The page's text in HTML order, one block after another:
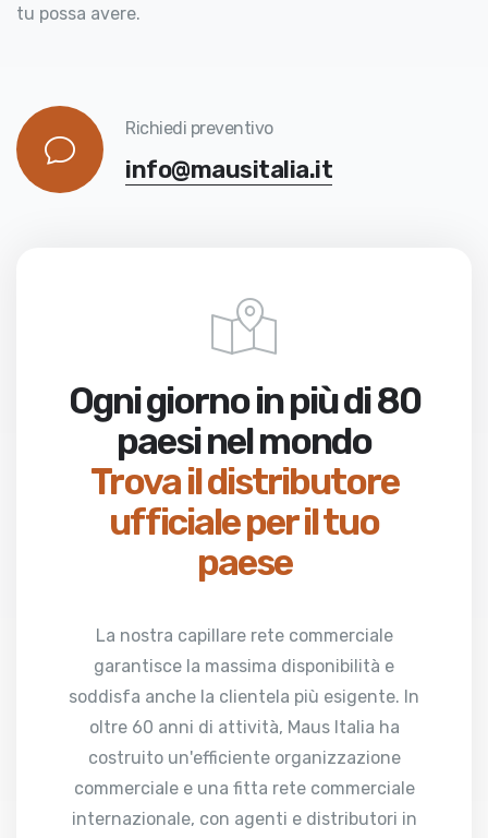
tu possa avere.
Richiedi preventivo
info@mausitalia.it
Ogni giorno in più di 80
paesi nel mondo
Trova il distributore
ufficiale per il tuo
paese
La nostra capillare rete commerciale
garantisce la massima disponibilità e
soddisfa anche la clientela più esigente. In
oltre 60 anni di attività, Maus Italia ha
costruito un'efficiente organizzazione
commerciale e una fitta rete commerciale
internazionale, con agenti e distributori in